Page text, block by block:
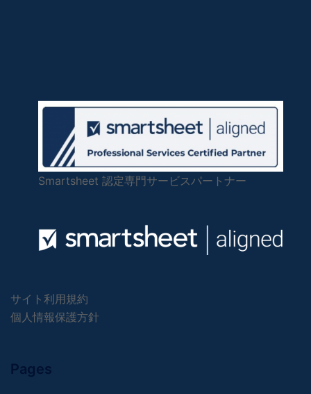
Smartsheet 認定専門サービスパートナー
サイト利用規約
個人情報保護方針
Pages